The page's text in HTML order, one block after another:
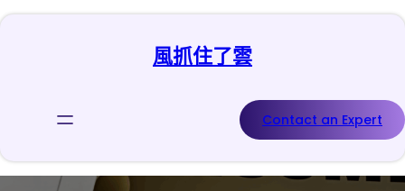
跳
風抓住了雲
Contact an Expert